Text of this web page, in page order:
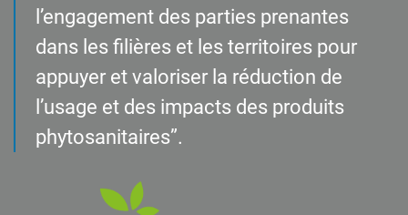
l’engagement des parties prenantes
dans les filières et les territoires pour
appuyer et valoriser la réduction de
l’usage et des impacts des produits
phytosanitaires”.